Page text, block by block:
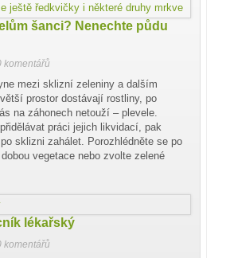
šanci? Nenechte půdu
komentářů
mezi sklizní zeleniny a dalším
prostor dostávají rostliny, po
na záhonech netouží – plevele.
práci jejich likvidací, pak
sklizni zahálet. Porozhlédněte se po
vegetace nebo zvolte zelené
lékařský
komentářů